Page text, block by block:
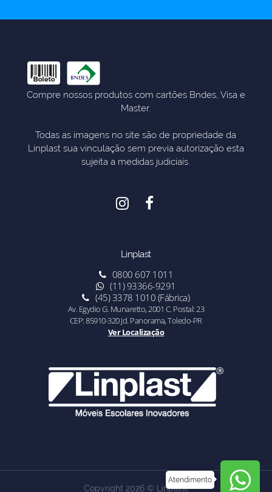
Compre nossos produtos com cartões Bndes, Visa e
Master.
Todas as imagens no site são de propriedade da
Linplast sua vinculação sem previa autorização esta
sujeita a medidas judiciais.
Linplast
0800 607 1011
(11) 93366-9291
(45) 3378 1010 (Fábrica)
Av. Egydio G. Munaretto, 2001 C. Postal: 23
CEP: 85910-320 Jd. Panorama, Toledo-PR
Ver Localização
Copyright 2026 © Linplast
Atendimento